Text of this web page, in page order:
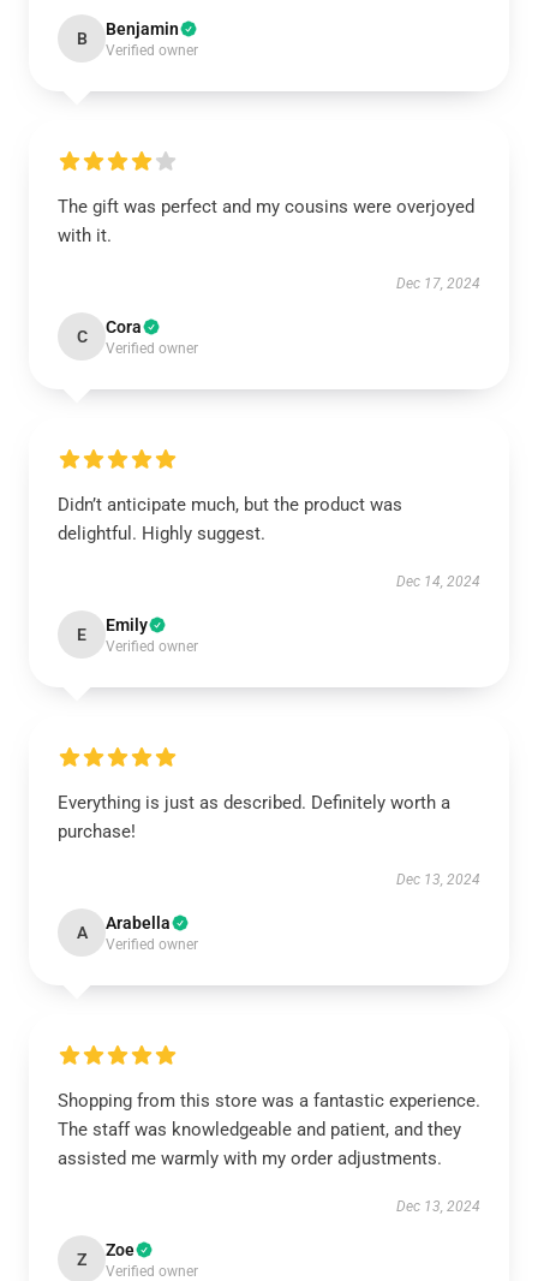
B Benjamin
Verified owner
The gift was perfect and my cousins were overjoyed
with it.
Dec 17, 2024
C Cora
Verified owner
Didn’t anticipate much, but the product was
delightful. Highly suggest.
Dec 14, 2024
E Emily
Verified owner
Everything is just as described. Definitely worth a
purchase!
Dec 13, 2024
A Arabella
Verified owner
Shopping from this store was a fantastic experience.
The staff was knowledgeable and patient, and they
assisted me warmly with my order adjustments.
Dec 13, 2024
Z Zoe
Verified owner